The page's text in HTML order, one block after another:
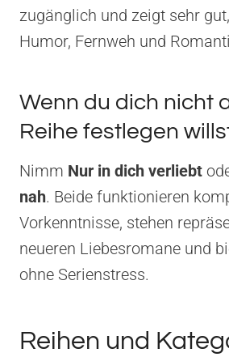
zugänglich und zeigt sehr
Humor, Fernweh und
Wenn du dich nicht
Reihe festlegen
Nimm Nur in dich verliebt
nah. Beide funktionieren
Vorkenntnisse, stehen
neueren Liebesromane und
ohne Serienstress.
Reihen und